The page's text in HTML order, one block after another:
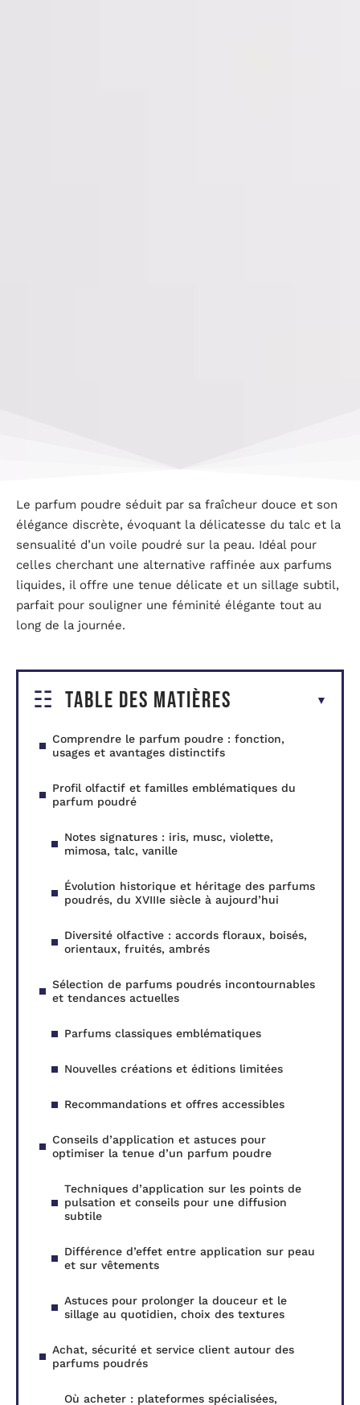
Le parfum poudre séduit par sa fraîcheur douce et son
élégance discrète, évoquant la délicatesse du talc et la
sensualité d’un voile poudré sur la peau. Idéal pour
celles cherchant une alternative raffinée aux parfums
liquides, il offre une tenue délicate et un sillage subtil,
parfait pour souligner une féminité élégante tout au
long de la journée.
Table des matières
Comprendre le parfum poudre : fonction,
usages et avantages distinctifs
Profil olfactif et familles emblématiques du
parfum poudré
Notes signatures : iris, musc, violette,
mimosa, talc, vanille
Évolution historique et héritage des parfums
poudrés, du XVIIIe siècle à aujourd’hui
Diversité olfactive : accords floraux, boisés,
orientaux, fruités, ambrés
Sélection de parfums poudrés incontournables
et tendances actuelles
Parfums classiques emblématiques
Nouvelles créations et éditions limitées
Recommandations et offres accessibles
Conseils d’application et astuces pour
optimiser la tenue d’un parfum poudre
Techniques d’application sur les points de
pulsation et conseils pour une diffusion
subtile
Différence d’effet entre application sur peau
et sur vêtements
Astuces pour prolonger la douceur et le
sillage au quotidien, choix des textures
Achat, sécurité et service client autour des
parfums poudrés
Où acheter : plateformes spécialisées,